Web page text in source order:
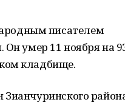
писателем
умер 11 ноября на
кладбище.